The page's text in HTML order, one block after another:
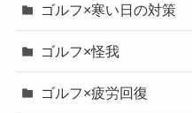
ゴルフ×寒い日の対策
ゴルフ×怪我
ゴルフ×疲労回復